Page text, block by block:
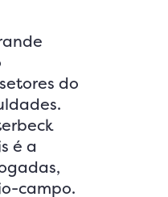
do
é a
campo.